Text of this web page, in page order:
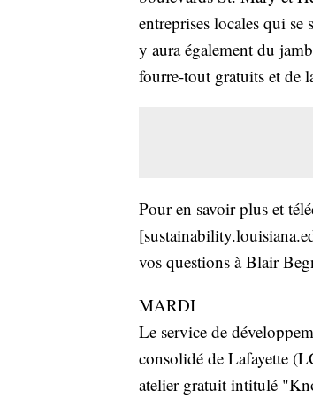
entreprises locales qui
y aura également du
fourre-tout gratuits et de
Pour en savoir plus et
vos questions à Blair
MARDI
Le service de
consolidé de Lafayette
atelier gratuit intitulé